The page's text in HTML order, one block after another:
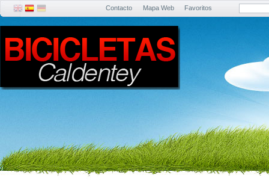
Contacto Mapa Web Favoritos